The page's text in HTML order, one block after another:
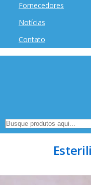
Fornecedores
Notícias
Contato